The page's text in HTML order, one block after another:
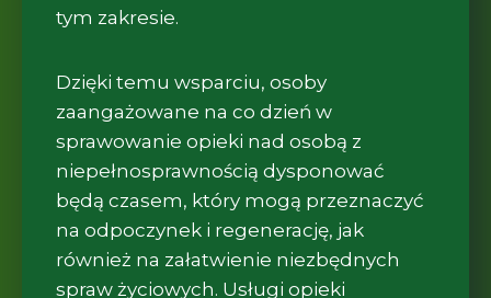
tym zakresie.
Dzięki temu wsparciu, osoby
zaangażowane na co dzień w
sprawowanie opieki nad osobą z
niepełnosprawnością dysponować
będą czasem, który mogą przeznaczyć
na odpoczynek i regenerację, jak
również na załatwienie niezbędnych
spraw życiowych. Usługi opieki